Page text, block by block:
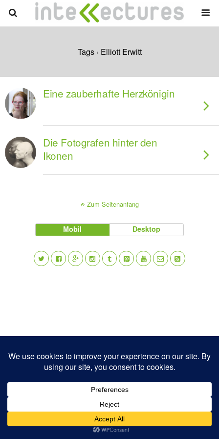
Tags › Elliott Erwitt
Eine zauberhafte Herzkönigin
Die Fotografen hinter den
Ikonen
Zum Seitenanfang
Mobil Desktop